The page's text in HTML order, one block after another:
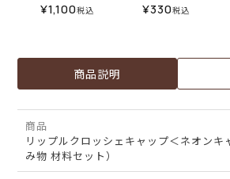
¥1,100税込 ¥330税込
商品説明
商品
リップルクロッシェキャップ＜ネオンキ
み物 材料セット）